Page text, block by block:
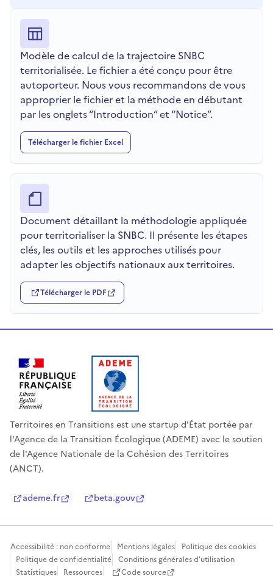
Modèle de calcul de la trajectoire SNBC
territorialisée. Le fichier a été conçu pour être
autoporteur. Nous vous recommandons de vous
approprier le fichier et la méthode en débutant
par les onglets “Introduction” et “Notice”.
Télécharger le fichier Excel
Document détaillant la méthodologie appliquée
pour territorialiser la SNBC. Il présente les étapes
clés, les outils et les approches utilisés pour
adapter les objectifs nationaux aux territoires.
Télécharger le PDF
Territoires en Transitions est une startup d'État portée par
l'Agence de la Transition Écologique (ADEME) avec le soutien
de l'Agence Nationale de la Cohésion des Territoires
(ANCT).
ademe.fr beta.gouv
Accessibilité : non conforme Mentions légales
Politique des cookies
Politique de confidentialité
Conditions générales d'utilisation
Statistiques
Ressources Code source